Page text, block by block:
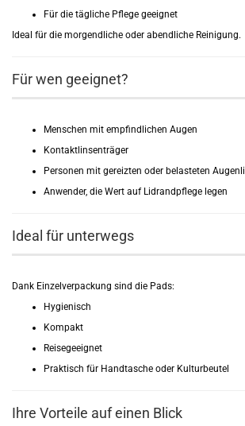
Für die tägliche Pflege geeignet
Ideal für die morgendliche oder abendliche Reinigung.
Für wen geeignet?
Menschen mit empfindlichen Augen
Kontaktlinsenträger
Personen mit gereizten oder belasteten
Anwender, die Wert auf Lidrandpflege legen
Ideal für unterwegs
Dank Einzelverpackung sind die Pads:
Hygienisch
Kompakt
Reisegeeignet
Praktisch für Handtasche oder Kulturbeutel
Ihre Vorteile auf einen Blick